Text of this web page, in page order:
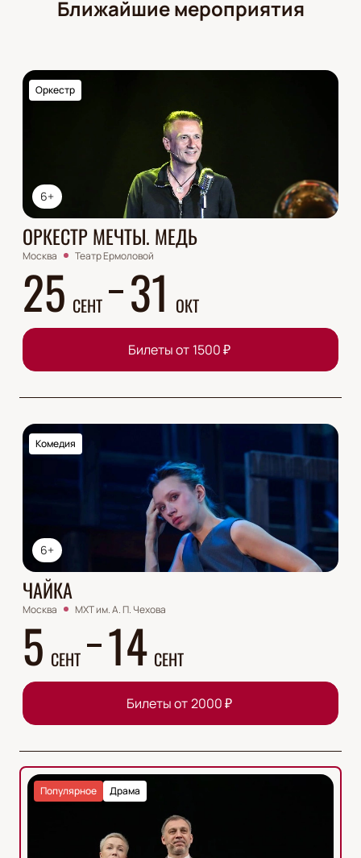
Ближайшие мероприятия
6+
Оркестр
ОРКЕСТР МЕЧТЫ. МЕДЬ
Москва Театр Ермоловой
25 СЕНТ 31 ОКТ
Билеты от 1500₽
6+
Комедия
ЧАЙКА
Москва МХТ им. А. П. Чехова
5 СЕНТ 14 СЕНТ
Билеты от 2000₽
Драма
Популярное